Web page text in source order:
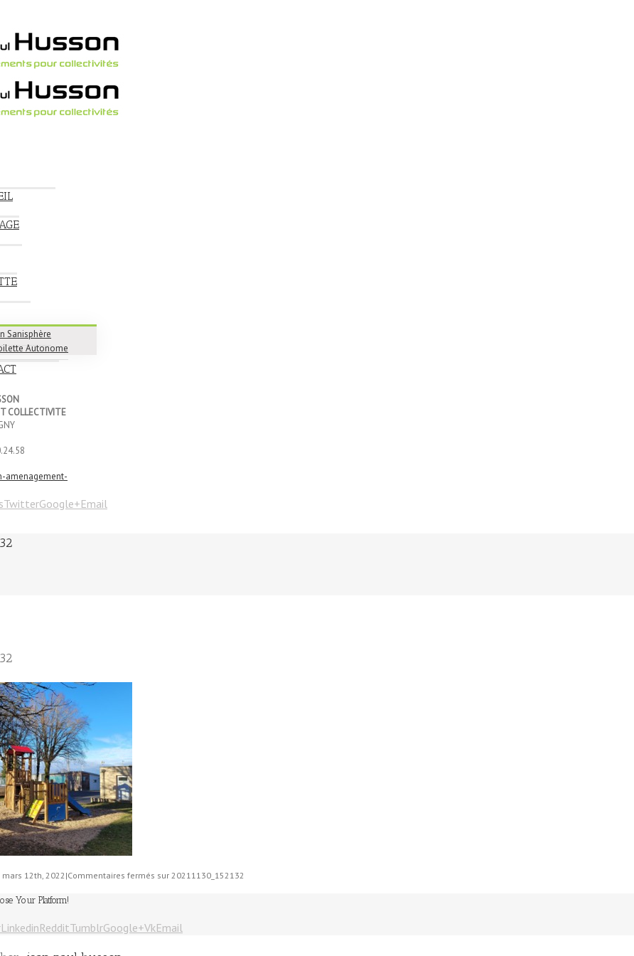
Sanisphère
Autonome
COLLECTIVITE
amenagement-
TwitterGoogle+Email
mars 12th, 2022 |Commentaires fermés sur 20211130_152132
Your Platform!
LinkedinRedditTumblrGoogle+VkEmail